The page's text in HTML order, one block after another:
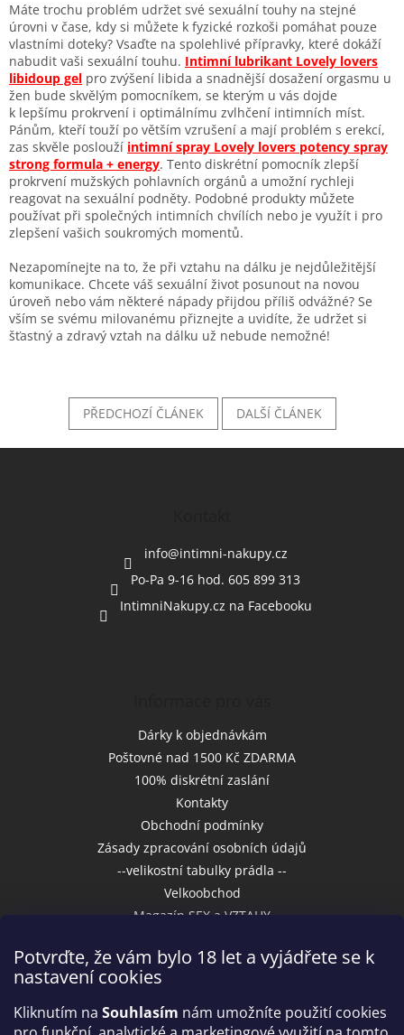
Potvrďte, že vám bylo 18 let a vyjádřete se k
nastavení cookies
Kliknutím na Souhlasím nám umožníte použití cookies
Máte trochu problém udržet své sexuální touhy na stejné
úrovni v čase, kdy si můžete k fyzické rozkoši pomáhat pouze
vlastními doteky? Vsaďte na spolehlivé přípravky, které dokáží
nabudit vaši sexuální touhu. Intimní lubrikant Lovely lovers
libidoup gel pro zvýšení libida a snadnější dosažení orgasmu u
žen bude skvělým pomocníkem, se kterým u vás dojde
k lepšímu prokrvení i optimálnímu zvlhčení intimních míst.
Pánům, kteří touží po větším vzrušení a mají problém s erekcí,
zas skvěle poslouží intimní spray Lovely lovers potency spray
strong formula + energy. Tento diskrétní pomocník zlepší
prokrvení mužských pohlavních orgánů a umožní rychleji
reagovat na sexuální podněty. Podobné produkty můžete
používat při společných intimních chvílích nebo je využít i pro
zlepšení vašich soukromých momentů.
Nezapomínejte na to, že při vztahu na dálku je nejdůležitější
komunikace. Chcete váš sexuální život posunout na novou
úroveň nebo vám některé nápady přijdou příliš odvážné? Se
vším se svému milovanému přiznejte a uvidíte, že udržet si
šťastný a zdravý vztah na dálku už nebude nemožné!
PŘEDCHOZÍ ČLÁNEK DALŠÍ ČLÁNEK
info@intimni-nakupy.cz
Po-Pa 9-16 hod. 605 899 313
IntimniNakupy.cz na Facebooku
Dárky k objednávkám
Poštovné nad 1500 Kč ZDARMA
100% diskrétní zaslání
Kontakty
Obchodní podmínky
Zásady zpracování osobních údajů
--velikostní tabulky prádla --
Velkoobchod
Magazín SEX a VZTAHY
Přijímáme online platby